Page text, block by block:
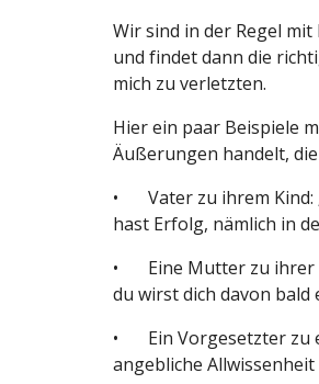
Wir sind in der Regel
und findet dann die
mich zu verletzten.
Hier ein paar Beispiele
Äußerungen handelt,
•
Vater zu ihrem
hast Erfolg, nämlich in
•
Eine Mutter zu ihrer
du wirst dich davon
•
Ein Vorgesetzter zu
angebliche